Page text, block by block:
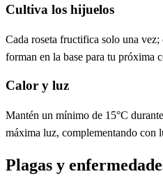
Cultiva los hijuelos
Cada roseta fructifica solo una
forman en la base para tu próxima
Calor y luz
Mantén un mínimo de 15°C
máxima luz, complementando con
Plagas y